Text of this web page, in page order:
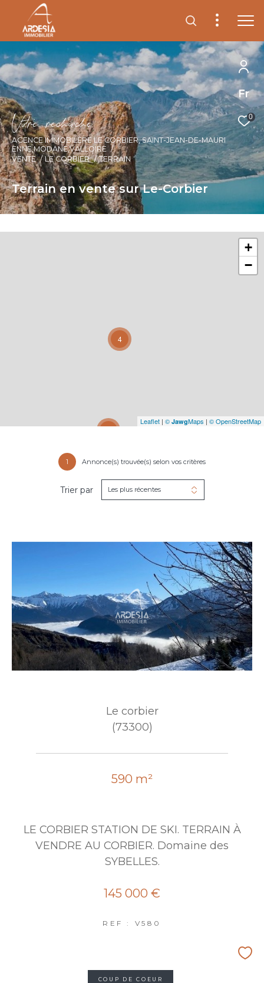
Fr
0
Vore recece
AGENCE IMMOBILÈRE LE CORBIER, SAINT-JEAN-DE-MAURI
ENNE,MODANE,VALLOIRE
VENTE
LE CORBIER TERRAIN
Terrain en vente sur Le-Corbier
4
31
+
−
Leaflet | © JawgMaps | © OpenStreetMap
1 Annonce(s) trouvée(s) selon vos critères
Trier par Les plus récentes
Le corbier
(73300)
590 m²
LE CORBIER STATION DE SKI. TERRAIN À
VENDRE AU CORBIER. Domaine des
SYBELLES.
145 000 €
REF : V580
COUP DE COEUR